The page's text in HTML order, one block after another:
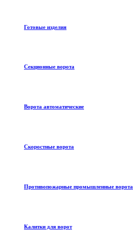
Готовые изделия
Секционные ворота
Ворота автоматические
Скоростные ворота
Противопожарные промышленные ворота
Калитки для ворот